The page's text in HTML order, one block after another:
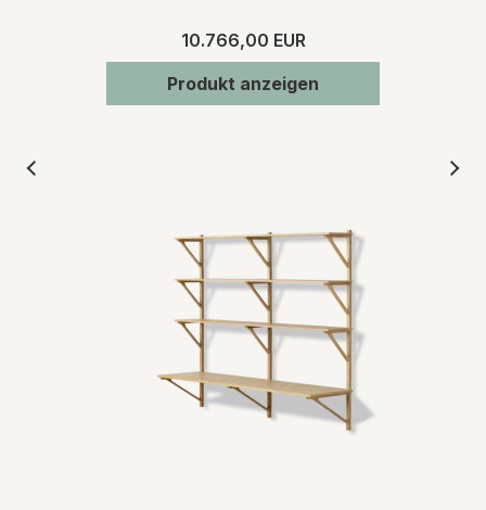
10.766,00 EUR
Produkt anzeigen